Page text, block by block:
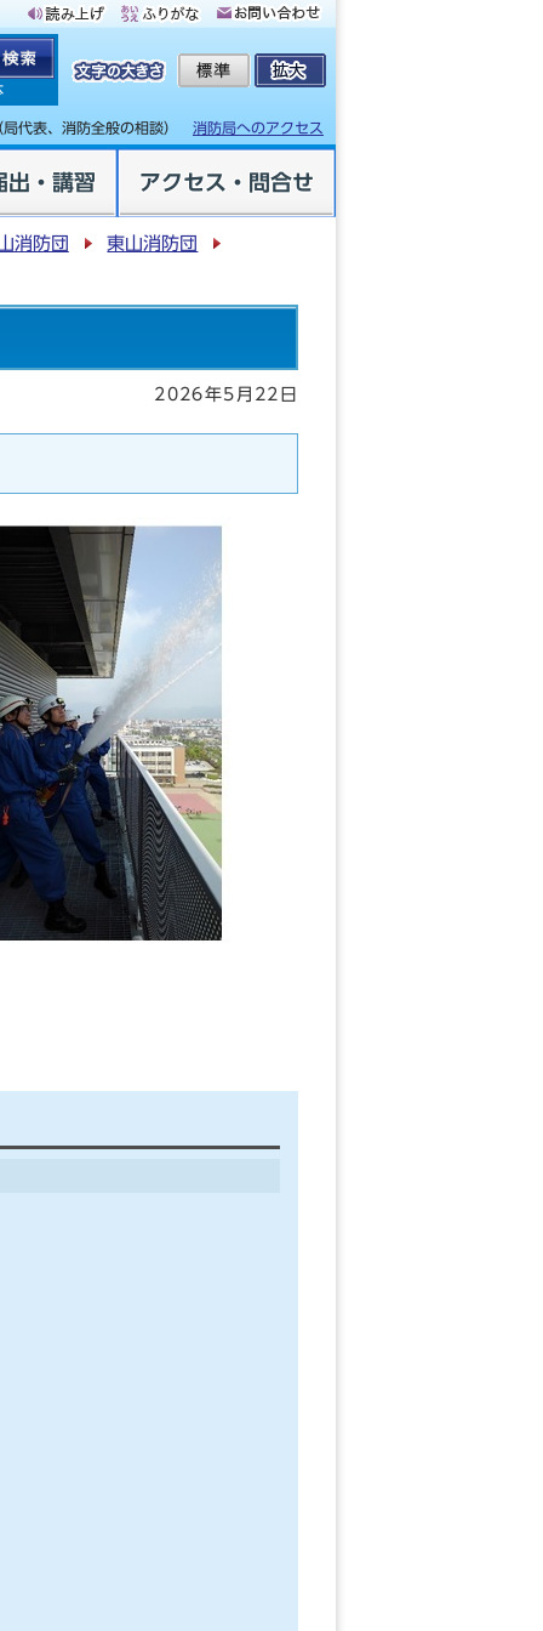
局代表、消防全般の相談） 消防局へのアクセス
出・講習 アクセス・問合せ
消防団 東山消防団
2026年5月22日